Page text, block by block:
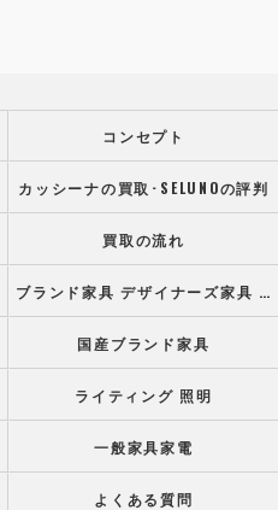
コンセプト
カッシーナの買取･SELUNOの評判
買取の流れ
ブランド家具 デザイナーズ家具 高級オフィス家具
国産ブランド家具
ライティング 照明
一般家具家電
よくある質問